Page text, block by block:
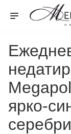
ярко-